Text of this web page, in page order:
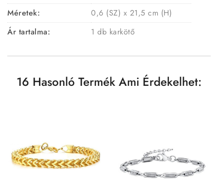
Méretek:
0,6 (SZ) x 21,5 cm (H)
Ár tartalma:
1 db karkötő
16 Hasonló Termék Ami Érdekelhet: